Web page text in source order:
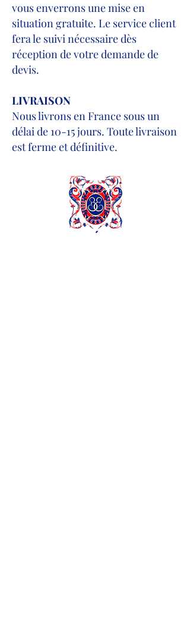
vous enverrons une mise en
situation gratuite. Le service client
fera le suivi nécessaire dès
réception de votre demande de
devis.
LIVRAISON
Nous livrons en France sous un
délai de 10-15 jours. Toute livraison
est ferme et définitive.